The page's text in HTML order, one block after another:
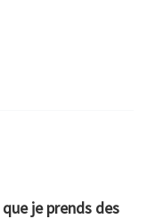
je prends des